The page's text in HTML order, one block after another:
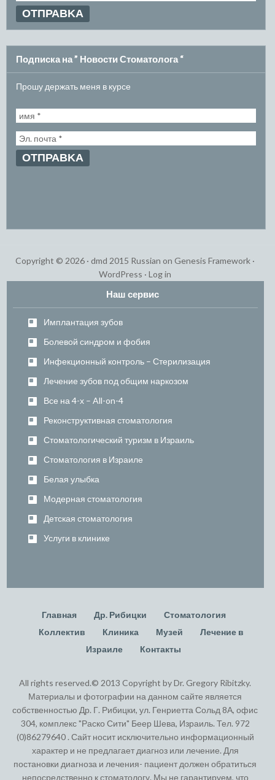
Подписка на ” Новости Стоматолога “
Прошу держать меня в курсе
Copyright © 2026 · dmd 2015 Russian on Genesis Framework ·
WordPress · Log in
Наш сервис
Имплантация зубов
Болевой синдром и фобия
Инфекционный контроль – Стерилизация
Лечение зубов под общим наркозом
Все на 4-х – All-on-4
Реконструктивная стоматология
Стоматологический туризм в Израиль
Стоматология в Израиле
Белая улыбка
Модерная стоматология
Детская стоматология
Услуги в клинике
Главная Др. Рибицки
Стоматология
Коллектив
Клиника Музей
Лечение в
Израиле
Контакты
All rights reserved.© 2013 Copyright by Dr. Gregory Ribitzky.
Материалы и фотографии на данном сайте является
собственностью Др. Г. Рибицки, ул. Генриетта Сольд 8А, офис
304, комплекс "Раско Сити" Беер Шева, Израиль. Тел. 972
(0)86279640 . Сайт носит исключительно информационный
характер и не предлагает диагноз или лечение. Для
постановки диагноза и лечения- пациент должен обратиться
непосредственно к стоматологу. Мы не гарантируем, что